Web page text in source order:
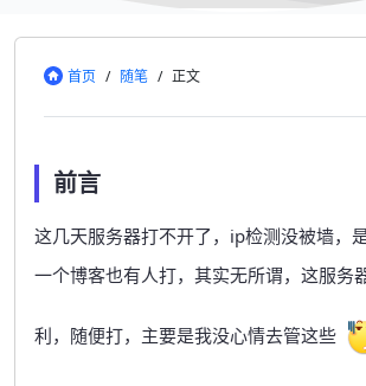
首页 / 随笔 / 正文
前言
这几天服务器打不开了，ip检测没被墙，
一个博客也有人打，其实无所谓，这服务
利，随便打，主要是我没心情去管这些